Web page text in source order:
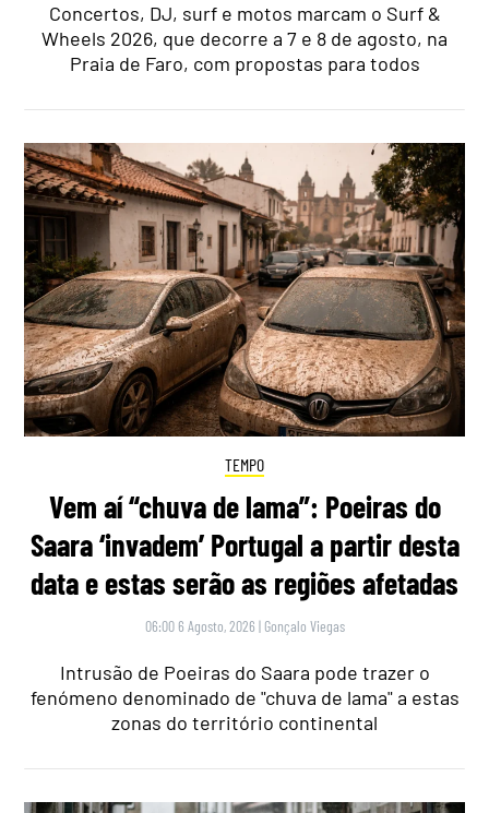
Concertos, DJ, surf e motos marcam o Surf &
Wheels 2026, que decorre a 7 e 8 de agosto, na
Praia de Faro, com propostas para todos
TEMPO
Vem aí “chuva de lama”: Poeiras do
Saara ‘invadem’ Portugal a partir desta
data e estas serão as regiões afetadas
06:00 6 Agosto, 2026 | Gonçalo Viegas
Intrusão de Poeiras do Saara pode trazer o
fenómeno denominado de "chuva de lama" a estas
zonas do território continental